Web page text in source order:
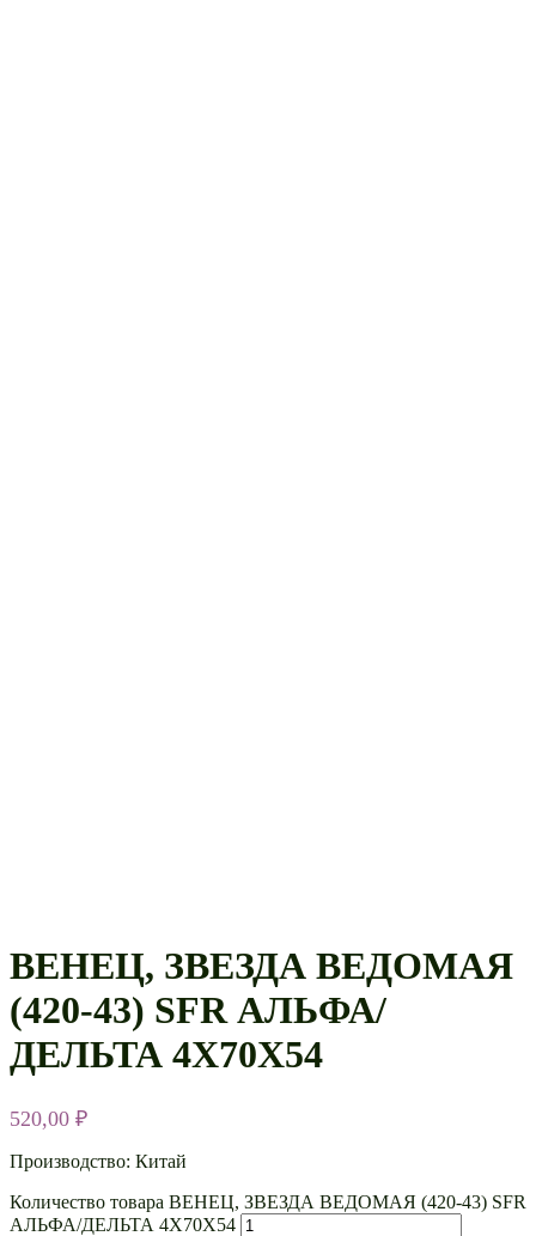
ВЕНЕЦ, ЗВЕЗДА ВЕДОМАЯ
(420-43) SFR АЛЬФА/
ДЕЛЬТА 4Х70Х54
520,00 ₽
Производство: Китай
Количество товара ВЕНЕЦ, ЗВЕЗДА ВЕДОМАЯ (420-43) SFR
АЛЬФА/ДЕЛЬТА 4Х70Х54